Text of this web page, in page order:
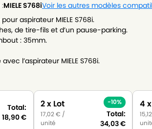
MIELE S768iVoir les autres modèles
aspirateur MIELE S768i.
de tire-fils et d’un pause-parking.
: 35mm.
l’aspirateur MIELE S768i.
Total:
18,90€
2 x Lot
17,02€ /
unité
-10%
Total:
34,03€
4
15,12